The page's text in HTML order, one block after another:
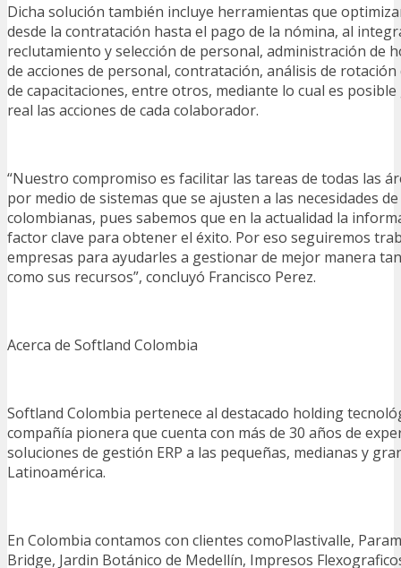
Dicha solución también incluye herramientas que
desde la contratación hasta el pago de la nómina, al
reclutamiento y selección de personal, administración de
de acciones de personal, contratación, análisis de
de capacitaciones, entre otros, mediante lo cual es
real las acciones de cada colaborador.
“Nuestro compromiso es facilitar las tareas de todas las
por medio de sistemas que se ajusten a las necesidades
colombianas, pues sabemos que en la actualidad la
factor clave para obtener el éxito. Por eso seguiremos
empresas para ayudarles a gestionar de mejor manera
como sus recursos”, concluyó Francisco Perez.
Acerca de Softland Colombia
Softland Colombia pertenece al destacado holding
compañía pionera que cuenta con más de 30 años de
soluciones de gestión ERP a las pequeñas, medianas y
Latinoamérica.
En Colombia contamos con clientes comoPlastivalle,
Bridge, Jardin Botánico de Medellín, Impresos